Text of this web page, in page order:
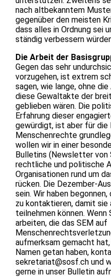
nach altbekanntem
gegenüber den meisten
dass alles in Ordnung sei
ständig verbessern
Die Arbeit der
Gegen das sehr
vorzugehen, ist extrem
sagen, wie lange, ohne
diese Gewaltakte der
geblieben wären. Die
Erfahrung dieser
gewürdigt, ist aber für die
Menschenrechte
wollen wir in einer
Bulletins (Newsletter von
rechtliche und politische
Organisationen rund um
rücken. Die Dezember-
sein. Wir haben
zu kontaktieren, damit sie
teilnehmen können.
arbeiten, die das SEM auf
aufmerksam gemacht
Namen getan haben,
sekretariat@sosf.ch und
gerne in unser Bulletin